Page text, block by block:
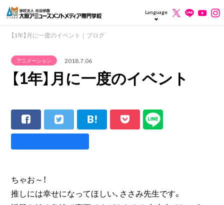
Language
【1年】月に一度のイベント｜ブログ
アニメーション 2018.7.06
【1年】月に一度のイベント
ちゃお～！
推しには幸せになってほしい、ささみ先生です。